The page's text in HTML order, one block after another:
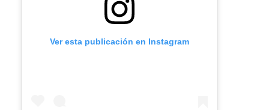
Ver esta publicación en Instagram